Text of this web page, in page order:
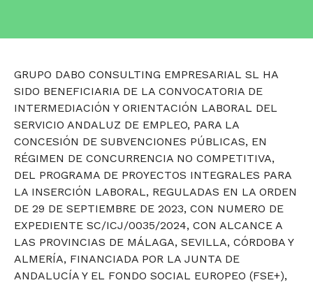
GRUPO DABO CONSULTING EMPRESARIAL SL HA
SIDO BENEFICIARIA DE LA CONVOCATORIA DE
INTERMEDIACIÓN Y ORIENTACIÓN LABORAL DEL
SERVICIO ANDALUZ DE EMPLEO, PARA LA
CONCESIÓN DE SUBVENCIONES PÚBLICAS, EN
RÉGIMEN DE CONCURRENCIA NO COMPETITIVA,
DEL PROGRAMA DE PROYECTOS INTEGRALES PARA
LA INSERCIÓN LABORAL, REGULADAS EN LA ORDEN
DE 29 DE SEPTIEMBRE DE 2023, CON NUMERO DE
EXPEDIENTE SC/ICJ/0035/2024, CON ALCANCE A
LAS PROVINCIAS DE MÁLAGA, SEVILLA, CÓRDOBA Y
ALMERÍA, FINANCIADA POR LA JUNTA DE
ANDALUCÍA Y EL FONDO SOCIAL EUROPEO (FSE+),